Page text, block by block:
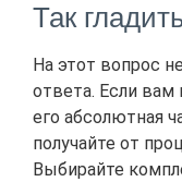
Так
На этот вопрос
ответа. Если вам
его абсолютная
получайте от
Выбирайте